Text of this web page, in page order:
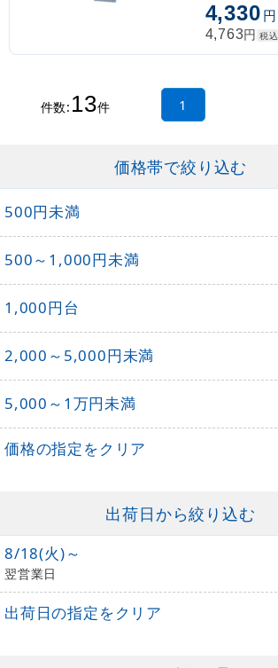
4,330円
4,763円 税込
件数: 13件 1
価格帯で絞り込む
500円未満
500～1,000円未満
1,000円台
2,000～5,000円未満
5,000～1万円未満
価格の指定をクリア
出荷日から絞り込む
8/18(火)～
翌営業日
出荷日の指定をクリア